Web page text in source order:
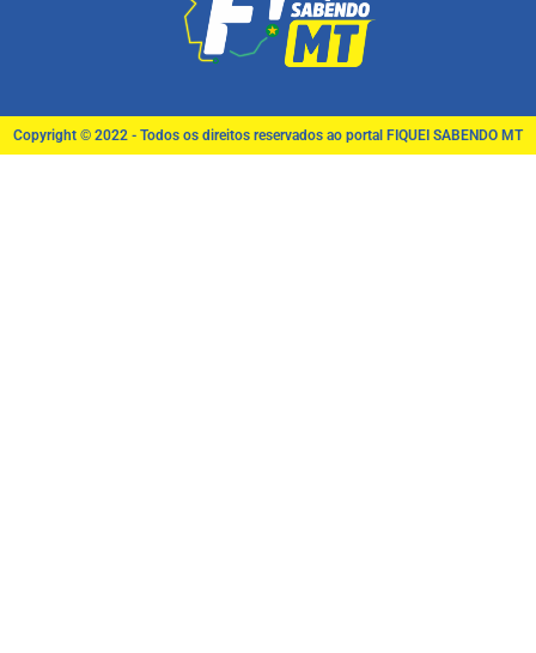
Copyright © 2022 - Todos os direitos reservados ao portal FIQUEI SABENDO MT